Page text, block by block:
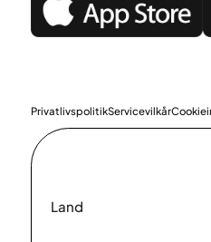
PrivatlivspolitikServicevilkår
Land